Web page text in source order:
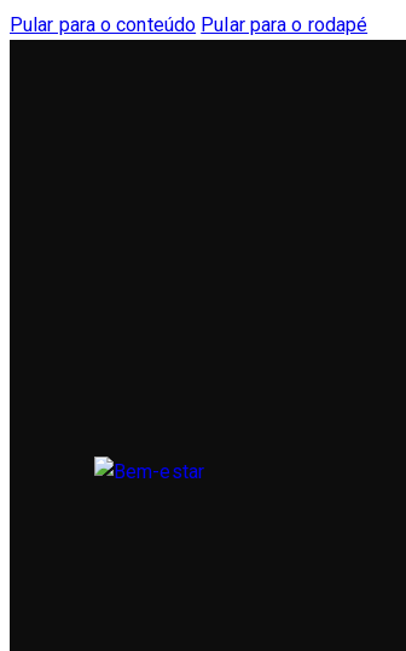
Pular para o conteúdo Pular para o rodapé